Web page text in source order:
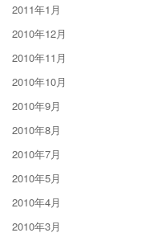
2011年1月
2010年12月
2010年11月
2010年10月
2010年9月
2010年8月
2010年7月
2010年5月
2010年4月
2010年3月